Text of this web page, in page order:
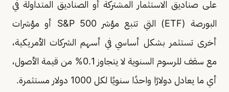
على صناديق الاستثمار المشتركة أو الصناديق المتداولة في
البورصة (ETF) التي تتبع مؤشر S&P 500 أو مؤشرات
أخرى تستثمر بشكل أساسي في أسهم الشركات الأمريكية،
مع سقف للرسوم السنوية لا يتجاوز 0.1% من قيمة الأصول،
أي ما يعادل دولارًا واحدًا سنويًا لكل 1000 دولار مستثمرة.